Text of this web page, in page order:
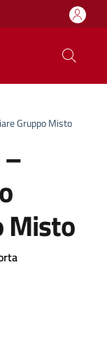
Gruppo Misto
Misto